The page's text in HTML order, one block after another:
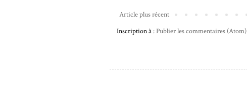
Article plus récent
Inscription à :Publier les commentaires (Atom)